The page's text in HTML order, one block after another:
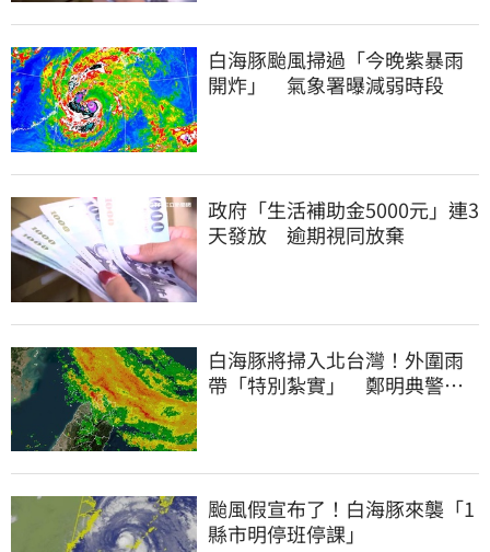
白海豚颱風掃過「今晚紫暴雨
開炸」 氣象署曝減弱時段
政府「生活補助金5000元」連3
天發放 逾期視同放棄
白海豚將掃入北台灣！外圍雨
帶「特別紮實」 鄭明典警告
颱風假宣布了！白海豚來襲「1
縣市明停班停課」